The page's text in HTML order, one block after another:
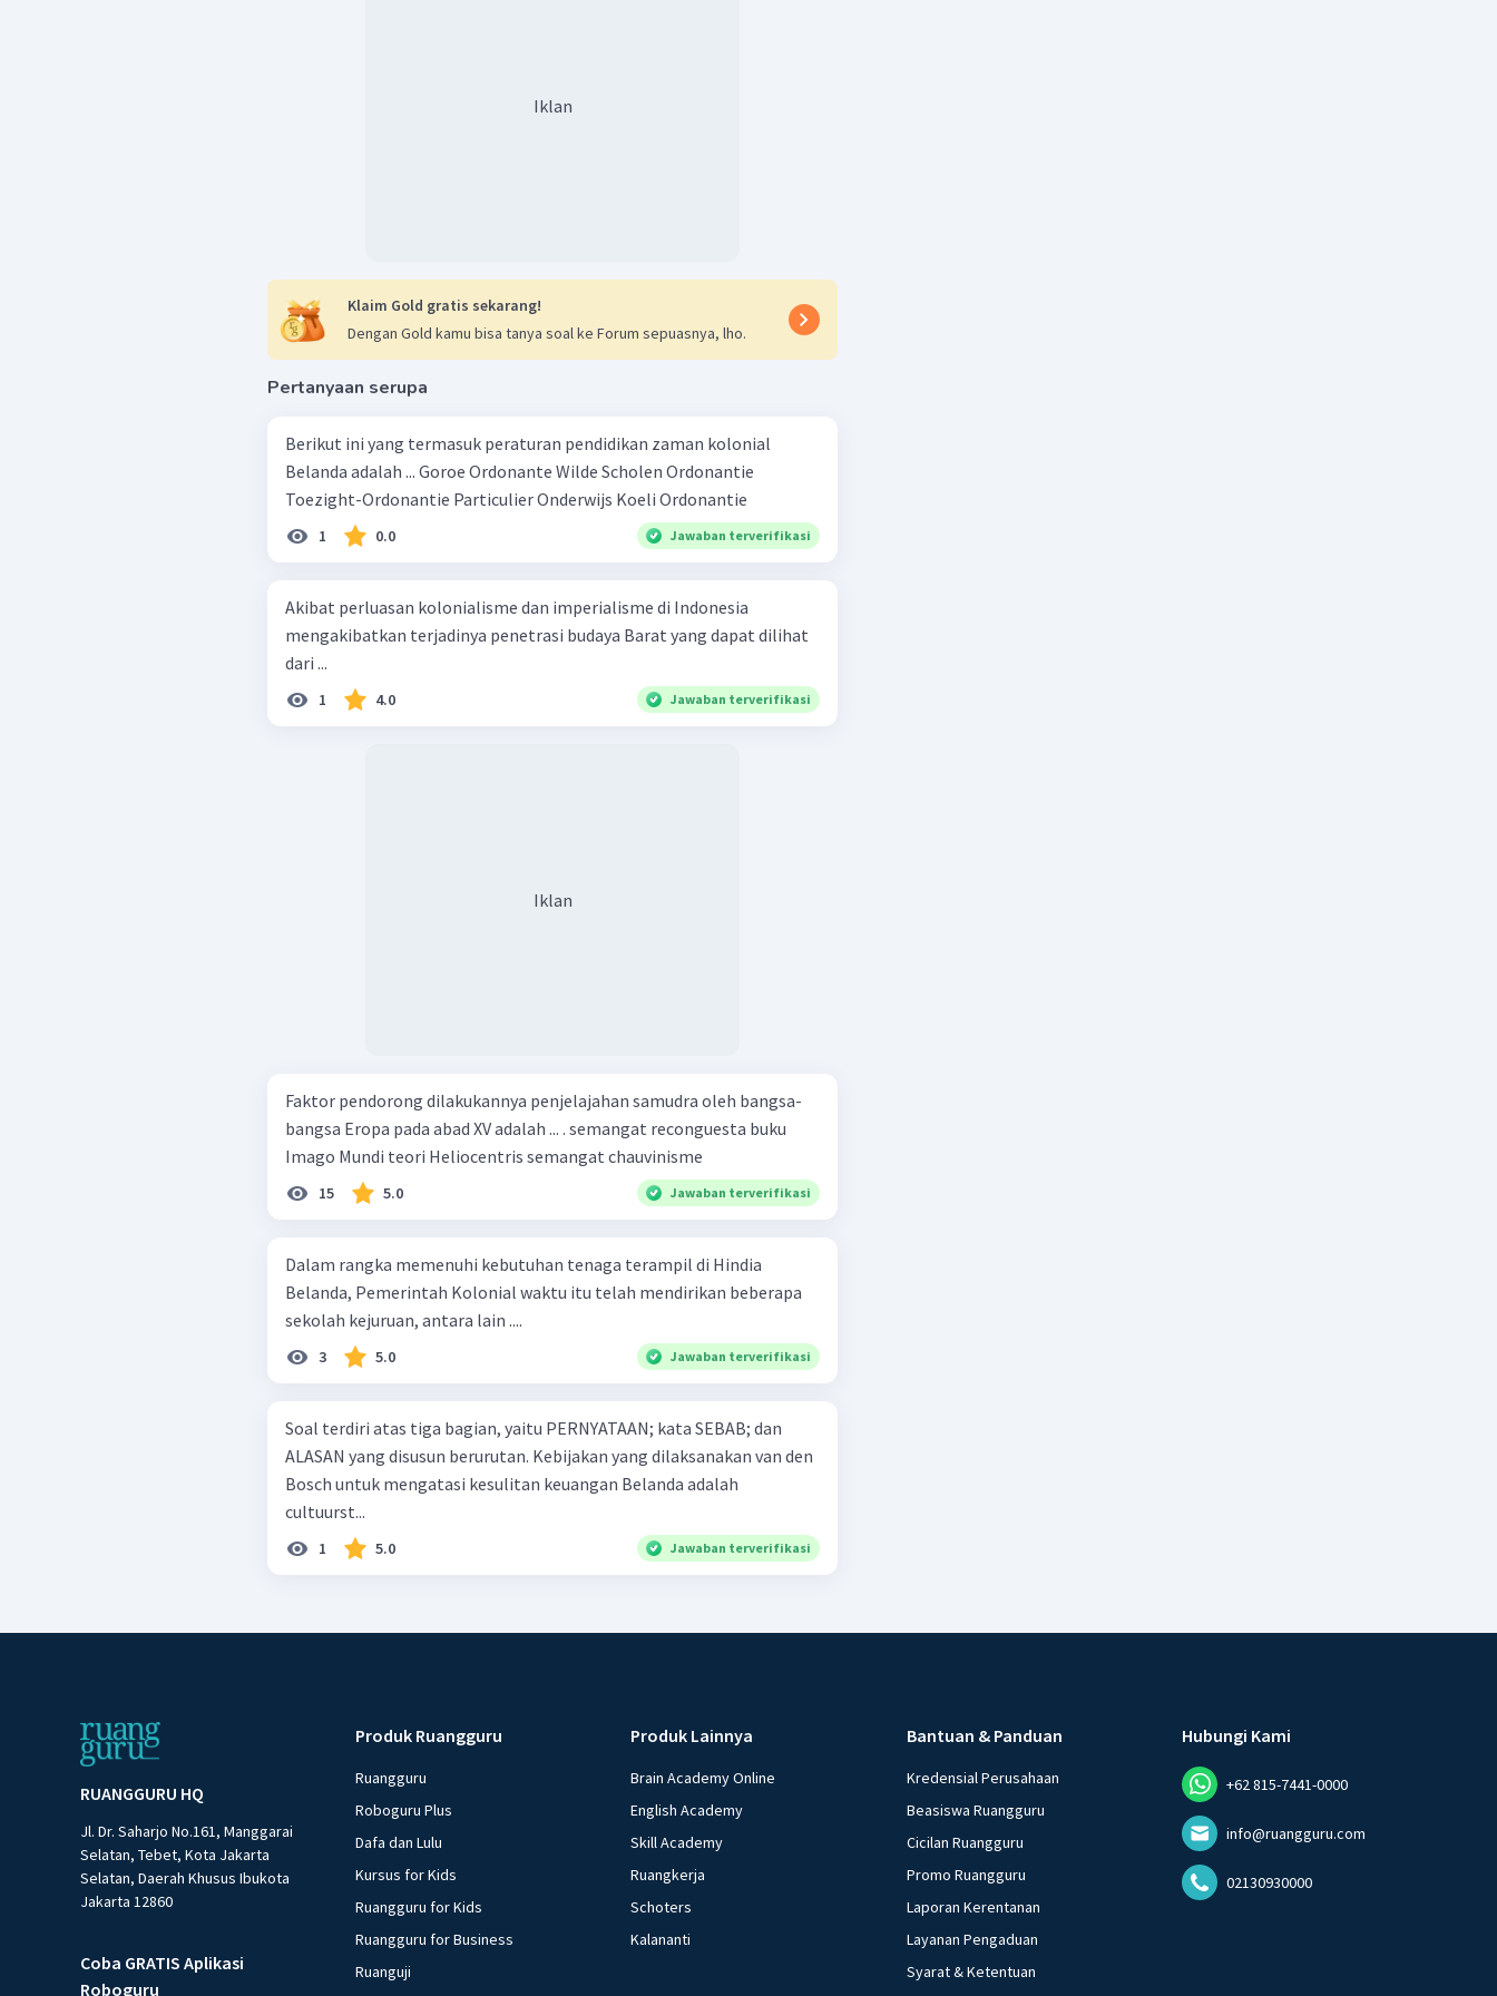
Iklan
Klaim Gold gratis sekarang!
Dengan Gold kamu bisa tanya soal ke Forum sepuasnya, lho.
Pertanyaan serupa
Berikut ini yang termasuk peraturan pendidikan zaman kolonial
Belanda adalah ... Goroe Ordonante Wilde Scholen Ordonantie
Toezight-Ordonantie Particulier Onderwijs Koeli Ordonantie
1 0.0 Jawaban terverifikasi
Akibat perluasan kolonialisme dan imperialisme di Indonesia
mengakibatkan terjadinya penetrasi budaya Barat yang dapat dilihat
dari ...
1 4.0 Jawaban terverifikasi
Iklan
Faktor pendorong dilakukannya penjelajahan samudra oleh bangsa-
bangsa Eropa pada abad XV adalah ... . semangat reconguesta buku
Imago Mundi teori Heliocentris semangat chauvinisme
15 5.0 Jawaban terverifikasi
Dalam rangka memenuhi kebutuhan tenaga terampil di Hindia
Belanda, Pemerintah Kolonial waktu itu telah mendirikan beberapa
sekolah kejuruan, antara lain ....
3 5.0 Jawaban terverifikasi
Soal terdiri atas tiga bagian, yaitu PERNYATAAN; kata SEBAB; dan
ALASAN yang disusun berurutan. Kebijakan yang dilaksanakan van den
Bosch untuk mengatasi kesulitan keuangan Belanda adalah
cultuurst...
1 5.0 Jawaban terverifikasi
RUANGGURU HQ
Jl. Dr. Saharjo No.161, Manggarai
Selatan, Tebet, Kota Jakarta
Selatan, Daerah Khusus Ibukota
Jakarta 12860
Coba GRATIS Aplikasi
Roboguru
Produk Ruangguru
Ruangguru
Roboguru Plus
Dafa dan Lulu
Kursus for Kids
Ruangguru for Kids
Ruangguru for Business
Ruanguji
Produk Lainnya
Brain Academy Online
English Academy
Skill Academy
Ruangkerja
Schoters
Kalananti
Bantuan & Panduan
Kredensial Perusahaan
Beasiswa Ruangguru
Cicilan Ruangguru
Promo Ruangguru
Laporan Kerentanan
Layanan Pengaduan
Syarat & Ketentuan
Hubungi Kami
+62 815-7441-0000
info@ruangguru.com
02130930000